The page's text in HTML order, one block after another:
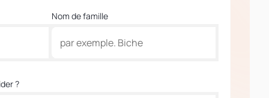
Nom de famille
?